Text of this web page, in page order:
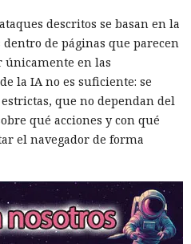
descritos se basan en la
de páginas que parecen
únicamente en las
la IA no es suficiente: se
que no dependan del
qué acciones y con qué
el navegador de forma